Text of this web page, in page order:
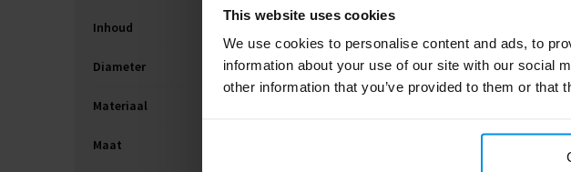
This website uses cookies
We use cookies to personalise content and ads, to
information about your use of our site with our social
other information that you’ve provided to them or that
Inhoud
Diameter
Materiaal
Maat